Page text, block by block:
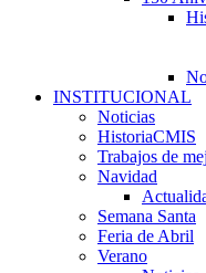
INSTITUCIONAL
Noticias
HistoriaCMIS
Trabajos de
Navidad
Semana Santa
Feria de Abril
Verano